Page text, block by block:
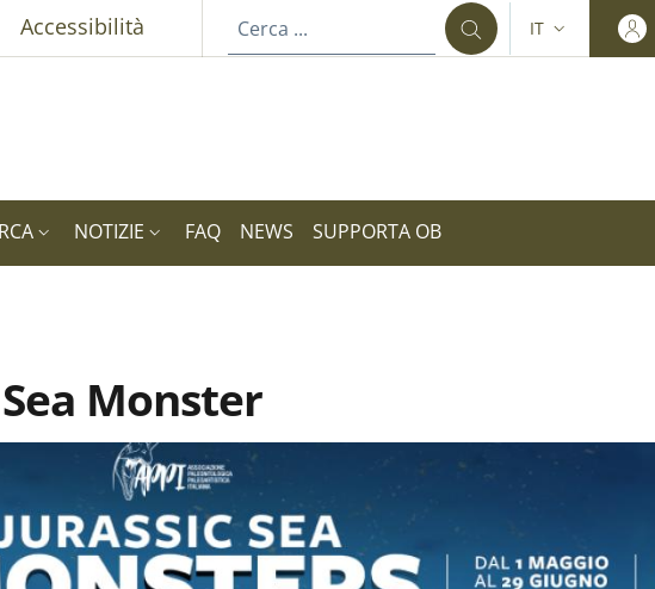
Accessibilità SELETTORE
IT
NOTIZIE FAQ NEWS SUPPORTA OB
Monster